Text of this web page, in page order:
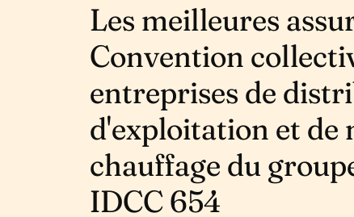
Les meilleures
Convention
entreprises de
d'exploitation et de
chauffage du
IDCC 654